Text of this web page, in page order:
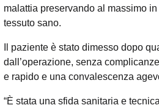
malattia preservando al massimo
tessuto sano.
Il paziente è stato dimesso dopo
dall’operazione, senza
e rapido e una convalescenza
“È stata una sfida sanitaria e